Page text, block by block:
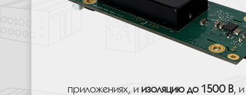
приложениях, и изоляцию до 1500 В, и